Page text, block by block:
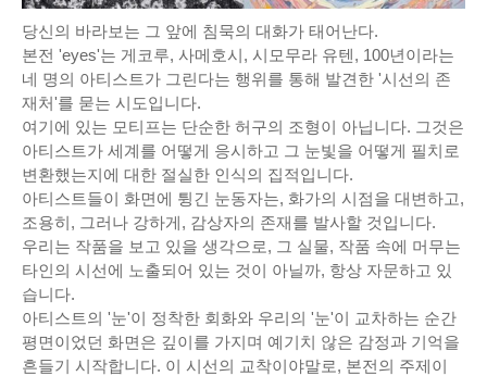
당신의 바라보는 그 앞에 침묵의 대화가 태어난다.
본전 'eyes'는 게코루, 사메호시, 시모무라 유텐, 100년이라는
네 명의 아티스트가 그린다는 행위를 통해 발견한 '시선의 존
재처'를 묻는 시도입니다.
여기에 있는 모티프는 단순한 허구의 조형이 아닙니다. 그것은
아티스트가 세계를 어떻게 응시하고 그 눈빛을 어떻게 필치로
변환했는지에 대한 절실한 인식의 집적입니다.
아티스트들이 화면에 튕긴 눈동자는, 화가의 시점을 대변하고,
조용히, 그러나 강하게, 감상자의 존재를 발사할 것입니다.
우리는 작품을 보고 있을 생각으로, 그 실물, 작품 속에 머무는
타인의 시선에 노출되어 있는 것이 아닐까, 항상 자문하고 있
습니다.
아티스트의 '눈'이 정착한 회화와 우리의 '눈'이 교차하는 순간
평면이었던 화면은 깊이를 가지며 예기치 않은 감정과 기억을
흔들기 시작합니다. 이 시선의 교착이야말로, 본전의 주제이